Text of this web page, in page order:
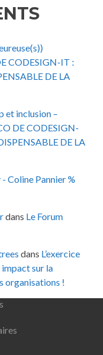
CODESIGN-IT :
DE LA
et inclusion –
DE CODESIGN-
DE LA
Coline Pannier %
dans Le Forum
dans L’exercice
sur la
organisations !